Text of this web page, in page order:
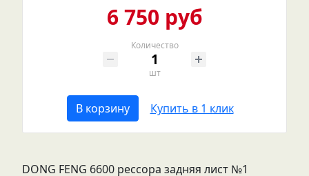
6 750 руб
Количество
шт
В корзину Купить в 1 клик
DONG FENG 6600 рессора задняя лист №1